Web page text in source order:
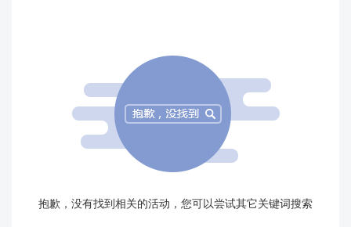
抱歉，没有找到相关的活动，您可以尝试其它关键词搜索